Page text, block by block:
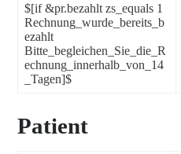
$[if &pr.bezahlt zs_equals 1
Rechnung_wurde_bereits_b
ezahlt
Bitte_begleichen_Sie_die_R
echnung_innerhalb_von_14
_Tagen]$
Patient